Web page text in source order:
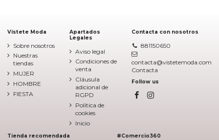
Vístete Moda
Sobre nosotros
Nuestras
tiendas
MUJER
HOMBRE
FIESTA
Apartados
Legales
Aviso legal
Condiciones de
venta
Cláusula
adicional de
RGPD
Política de
cookies
Inicio
Contacta con nosotros
881150650
contacta@vistetemoda.com
Contacta
Follow us
Tienda recomendada #Comercio360